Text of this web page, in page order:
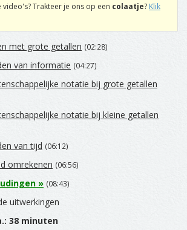
Trakteer je ons op een colaatje? Klik
met grote getallen (02:28)
van informatie (04:27)
notatie bij grote getallen
notatie bij kleine getallen
van tijd (06:12)
omrekenen (06:56)
» (08:43)
uitwerkingen
38 minuten